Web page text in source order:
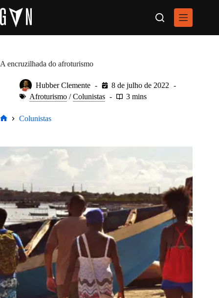
para
o
conteúdo
A encruzilhada do afroturismo
Hubber Clemente
8 de julho de 2022
Afroturismo /Colunistas 3 mins
Colunistas